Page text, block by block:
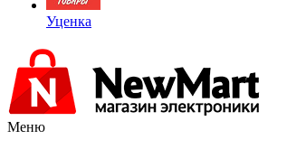
Уценка
Меню